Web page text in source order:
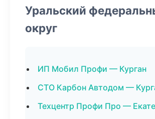
Уральский
округ
ИП Мобил Профи — Курган
СТО Карбон Автодом —
Техцентр Профи Про —